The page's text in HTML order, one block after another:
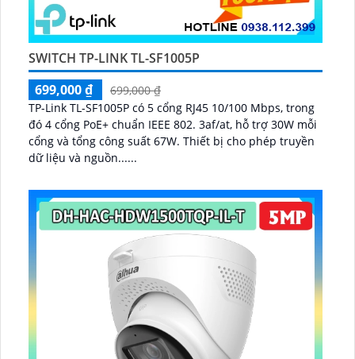
SWITCH TP-LINK TL-SF1005P
699,000 ₫
699,000 ₫
TP-Link TL-SF1005P có 5 cổng RJ45 10/100 Mbps, trong
đó 4 cổng PoE+ chuẩn IEEE 802. 3af/at, hỗ trợ 30W mỗi
cổng và tổng công suất 67W. Thiết bị cho phép truyền
dữ liệu và nguồn......